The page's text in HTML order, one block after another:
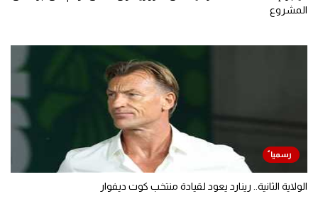
المشروع
الولاية الثانية.. رينارد يعود لقيادة منتخب كوت ديفوار